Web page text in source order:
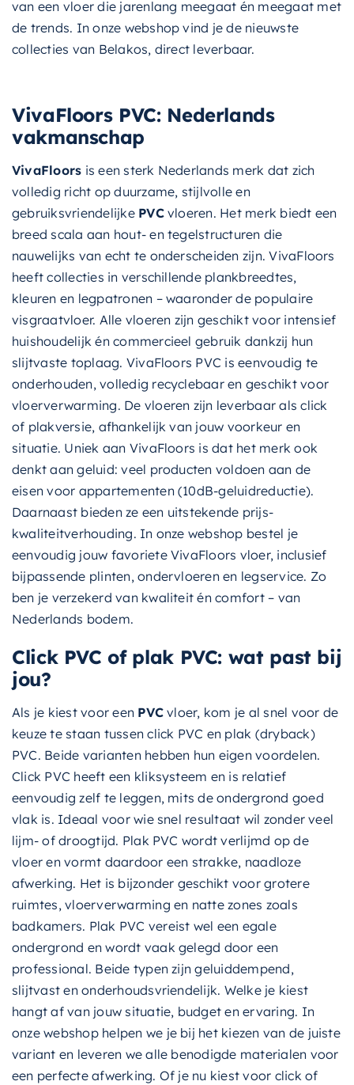
van een vloer die jarenlang meegaat én meegaat met
de trends. In onze webshop vind je de nieuwste
collecties van Belakos, direct leverbaar.
VivaFloors PVC: Nederlands
vakmanschap
VivaFloors is een sterk Nederlands merk dat zich
volledig richt op duurzame, stijlvolle en
gebruiksvriendelijke PVCvloeren. Het merk biedt een
breed scala aan hout- en tegelstructuren die
nauwelijks van echt te onderscheiden zijn. VivaFloors
heeft collecties in verschillende plankbreedtes,
kleuren en legpatronen – waaronder de populaire
visgraatvloer. Alle vloeren zijn geschikt voor intensief
huishoudelijk én commercieel gebruik dankzij hun
slijtvaste toplaag. VivaFloors PVC is eenvoudig te
onderhouden, volledig recyclebaar en geschikt voor
vloerverwarming. De vloeren zijn leverbaar als click
of plakversie, afhankelijk van jouw voorkeur en
situatie. Uniek aan VivaFloors is dat het merk ook
denkt aan geluid: veel producten voldoen aan de
eisen voor appartementen (10dB-geluidreductie).
Daarnaast bieden ze een uitstekende prijs-
kwaliteitverhouding. In onze webshop bestel je
eenvoudig jouw favoriete VivaFloors vloer, inclusief
bijpassende plinten, ondervloeren en legservice. Zo
ben je verzekerd van kwaliteit én comfort – van
Nederlands bodem.
Click PVC of plak PVC: wat past bij
jou?
Als je kiest voor een PVC vloer, kom je al snel voor de
keuze te staan tussen click PVC en plak (dryback)
PVC. Beide varianten hebben hun eigen voordelen.
Click PVC heeft een kliksysteem en is relatief
eenvoudig zelf te leggen, mits de ondergrond goed
vlak is. Ideaal voor wie snel resultaat wil zonder veel
lijm- of droogtijd. Plak PVC wordt verlijmd op de
vloer en vormt daardoor een strakke, naadloze
afwerking. Het is bijzonder geschikt voor grotere
ruimtes, vloerverwarming en natte zones zoals
badkamers. Plak PVC vereist wel een egale
ondergrond en wordt vaak gelegd door een
professional. Beide typen zijn geluiddempend,
slijtvast en onderhoudsvriendelijk. Welke je kiest
hangt af van jouw situatie, budget en ervaring. In
onze webshop helpen we je bij het kiezen van de juiste
variant en leveren we alle benodigde materialen voor
een perfecte afwerking. Of je nu kiest voor click of